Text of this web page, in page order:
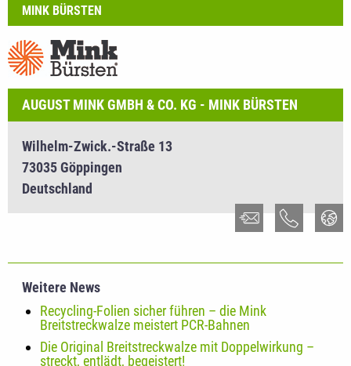
MINK BÜRSTEN
AUGUST MINK GMBH & CO. KG - MINK BÜRSTEN
Wilhelm-Zwick.-Straße 13
73035 Göppingen
Deutschland
Weitere News
Recycling-Folien sicher führen – die Mink
Breitstreckwalze meistert PCR-Bahnen
Die Original Breitstreckwalze mit Doppelwirkung –
streckt, entlädt, begeistert!